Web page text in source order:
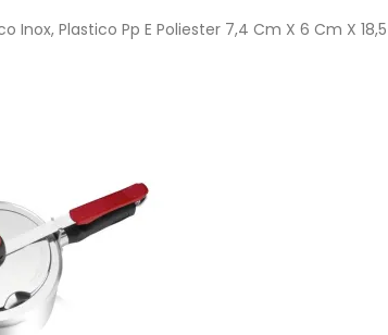
Inox, Plastico Pp E Poliester 7,4 Cm X 6 Cm X